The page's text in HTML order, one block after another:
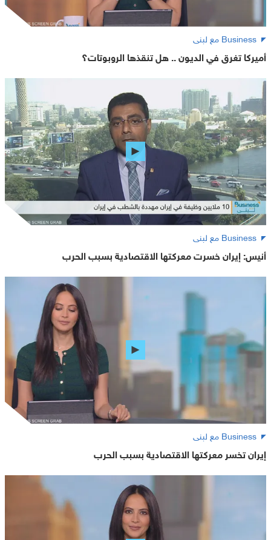
Business مع لبنى
أميركا تغرق في الديون .. هل تنقذها الروبوتات؟
Business مع لبنى
أنيس: إيران خسرت معركتها الاقتصادية بسبب الحرب
Business مع لبنى
إيران تخسر معركتها الاقتصادية بسبب الحرب